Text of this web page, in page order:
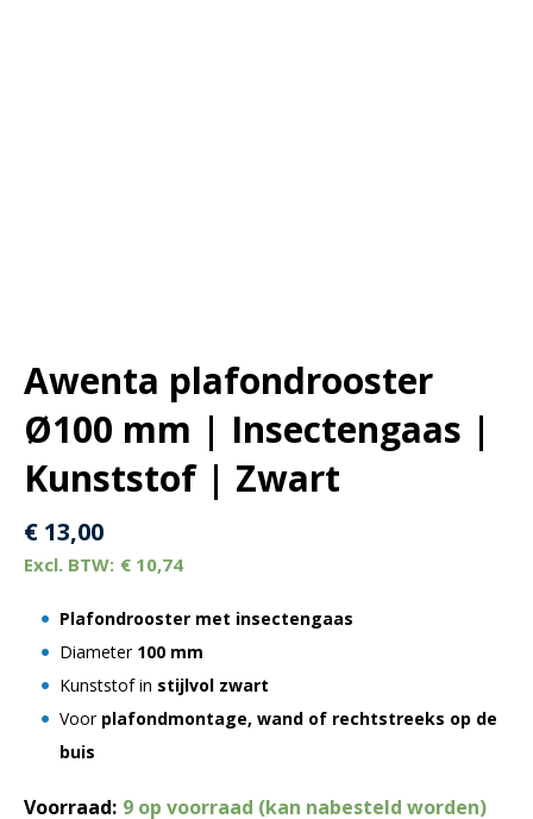
Awenta plafondrooster
Ø100 mm | Insectengaas |
Kunststof | Zwart
€ 13,00
€ 10,74
Plafondrooster met insectengaas
Diameter 100 mm
Kunststof in stijlvol zwart
Voor plafondmontage, wand of rechtstreeks op de
buis
Voorraad: 9 op voorraad (kan nabesteld worden)